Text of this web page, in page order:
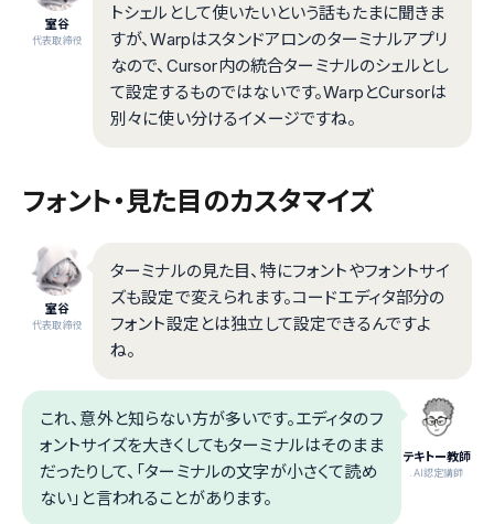
室谷
代表取締役
トシェルとして使いたいという話もたまに聞きま
すが、Warpはスタンドアロンのターミナルアプリ
なので、Cursor内の統合ターミナルのシェルとし
て設定するものではないです。WarpとCursorは
別々に使い分けるイメージですね。
フォント・見た目のカスタマイズ
室谷
代表取締役
ターミナルの見た目、特にフォントやフォントサイ
ズも設定で変えられます。コードエディタ部分の
フォント設定とは独立して設定できるんですよ
ね。
テキトー教師
.AI認定講師
これ、意外と知らない方が多いです。エディタのフ
ォントサイズを大きくしてもターミナルはそのまま
だったりして、「ターミナルの文字が小さくて読め
ない」と言われることがあります。